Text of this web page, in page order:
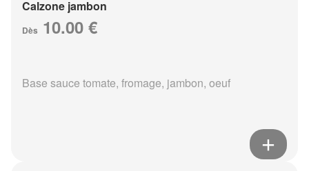
Calzone jambon
Dès 10.00 €
Base sauce tomate, fromage, jambon, oeuf